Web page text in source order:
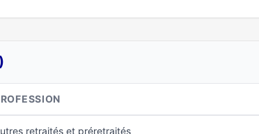
retraités et préretraités